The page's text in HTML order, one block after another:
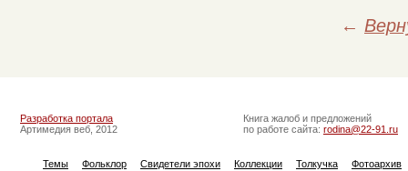
←
Разработка портала
Артимедия веб, 2012
Книга жалоб и предложений
по работе сайта: rodina@22-91.ru
Темы Фольклор Свидетели эпохи Коллекции Толкучка Фотоархив